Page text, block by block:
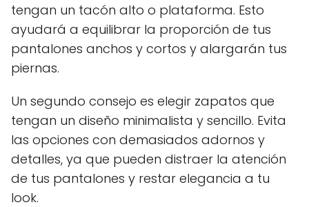
tengan un tacón alto o plataforma. Esto
ayudará a equilibrar la proporción de tus
pantalones anchos y cortos y alargarán tus
piernas.
Un segundo consejo es elegir zapatos que
tengan un diseño minimalista y sencillo. Evita
las opciones con demasiados adornos y
detalles, ya que pueden distraer la atención
de tus pantalones y restar elegancia a tu
look.